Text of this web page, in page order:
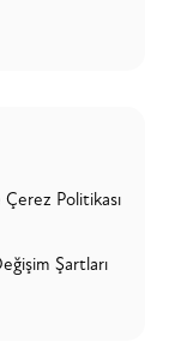
Politikası
Şartları